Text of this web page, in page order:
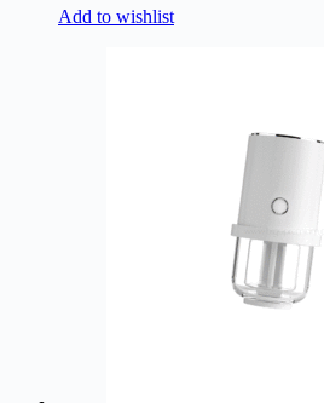
Add to wishlist